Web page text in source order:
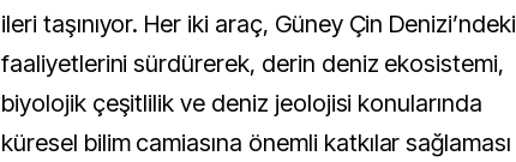
ileri taşınıyor. Her iki araç, Güney Çin Denizi’ndeki
faaliyetlerini sürdürerek, derin deniz ekosistemi,
biyolojik çeşitlilik ve deniz jeolojisi konularında
küresel bilim camiasına önemli katkılar sağlaması